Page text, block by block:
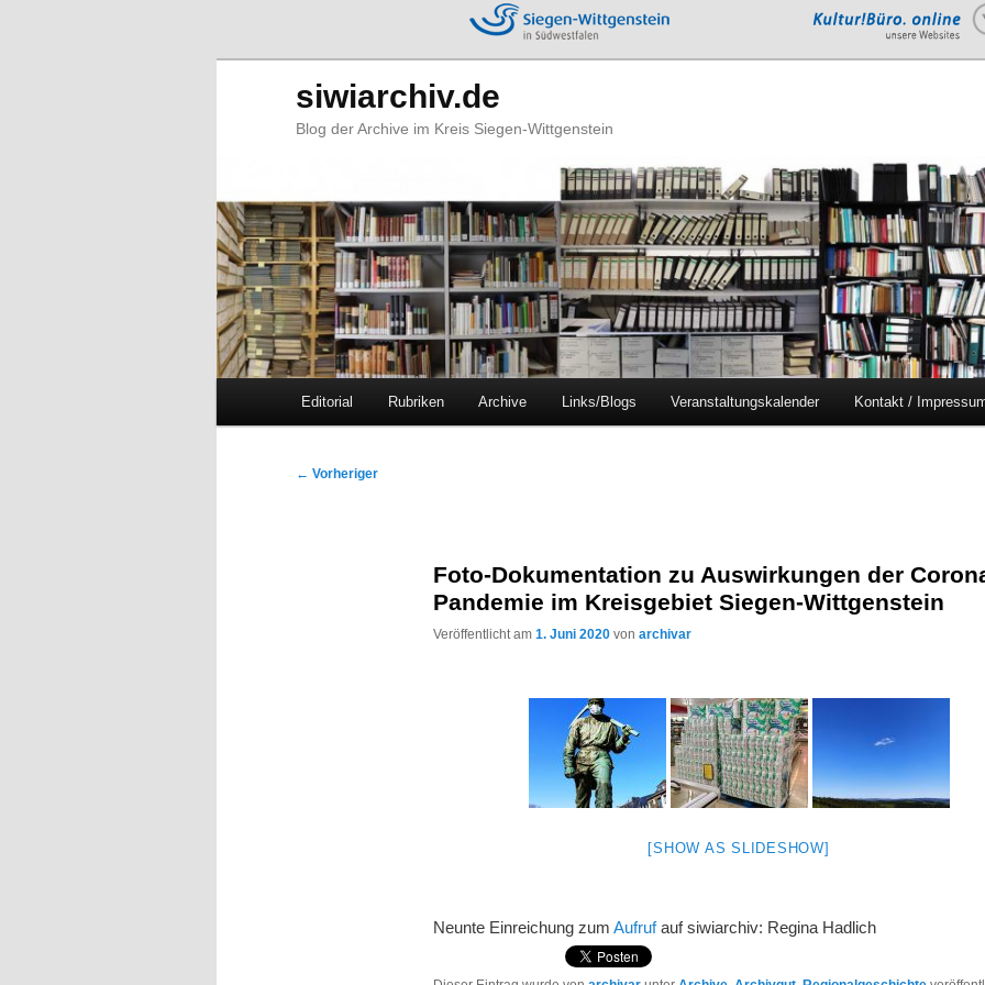
siwiarchiv.de
Blog der Archive im Kreis Siegen-Wittgenstein
Zum
Zum
Editorial Rubriken Archive Links/Blogs Veranstaltungskalender Kontakt /
Beitragsnavigation
← Vorheriger
Foto-Dokumentation zu Auswirkungen der
Pandemie im Kreisgebiet Siegen-Wittgenstein
Veröffentlicht am1. Juni 2020 vonarchivar
[SHOW AS SLIDESHOW]
Neunte Einreichung zumAufrufauf siwiarchiv: Regina Hadlich